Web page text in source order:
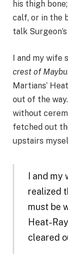
his thigh
calf, or in the
talk
I and my wife
crest of
Martians’
out of the
without
fetched out
upstairs
I and
realized
must be
Heat-
cleared